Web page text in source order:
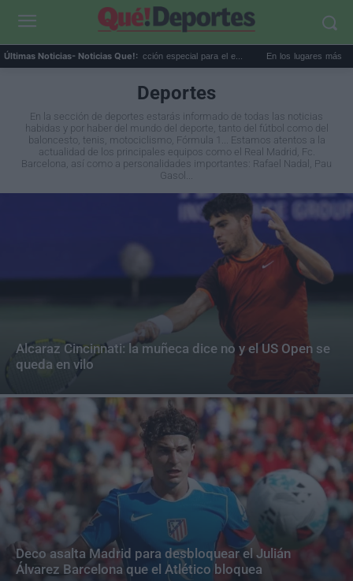
Últimas Noticias- Noticias Que!:
prepara una predicción especial para el e... En los lugares más
Deportes
En la sección de deportes estarás informado de todas las noticias
habidas y por haber del mundo del deporte, tanto del fútbol como del
baloncesto, tenis, motociclismo, Fórmula 1... Estamos atentos a la
actualidad de los principales equipos como el Real Madrid, Fc.
Barcelona, así como a personalidades importantes: Rafael Nadal, Pau
Gasol...
Alcaraz Cincinnati: la muñeca dice no y el US Open se
queda en vilo
Deco asalta Madrid para desbloquear el Julián
Álvarez Barcelona que el Atlético bloquea